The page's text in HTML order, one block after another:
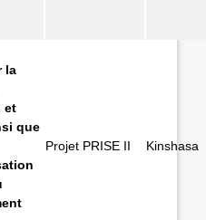
la
et
que
Projet PRISE II Kinshasa